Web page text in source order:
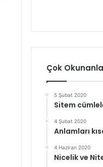
Çok
5 Şubat 2020
Sitem
4 Şubat 2020
Anlamları
4 Haziran 2020
Nicelik ve